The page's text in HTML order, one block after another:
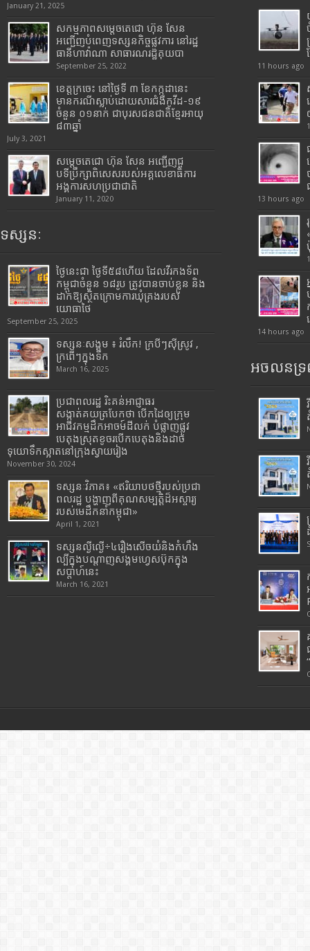
January 21, 2025
សកម្មភាពសម្តេចតេជោ ហ៊ុន សែន
អញ្ជើញបំពេញទស្សនកិច្ចផ្លូវការ នៅរដ្ឋ
ធានីហាវ៉ាណា សាធារណរដ្ឋគុយបា
September 25, 2022
ខេត្តក្រចេះ នៅថ្ងៃទី ៣ ខែកក្កដានេះ
មានករណីស្លាប់ដោយសារជំងឺកូវីដ-១៩
ចំនួន ០១នាក់ ជាបុរសជនជាតិខ្មែរអាយុ
៨៣ឆ្នាំ
July 3, 2021
សម្តេចតេជោ ហ៊ុន សែន អញ្ជើញជួ
បទីប្រឹក្សាពិសេសរបស់អគ្គលេខាធិការ
អង្គការសហប្រជាជាតិ
January 11, 2020
ទស្សនៈ
ថ្ងៃនេះជា ថ្ងៃទី៥៨ហើយ ដែលវីរកងទ័ព
កម្ពុជាចំនួន ១៨រូប ត្រូវបានចាប់ខ្លួន និង
ដាក់ឱ្យស្ថិតក្រោមការឃុំគ្រងរបស់
យោធាថៃ
September 25, 2025
ទស្សនៈសង្គម ៖ រំលឹក! ក្របីៗស៊ីស្រូវ ,
ក្រពើៗក្នុងទឹក
March 16, 2025
ប្រជាពលរដ្ឋ រិះគន់អាជ្ញាធរ
សង្កាត់គយត្របែកថា បើកដៃឲ្យក្រុម
អាជីវកម្មដឹកអាចម៍ដីលក់ បំផ្លាញផ្លូវ
បេតុងស្រុតខូចរបើកបេតុងនិងដាច់
ទុយោទឹកស្អាតនៅក្រុងស្វាយរៀង
November 30, 2024
ទស្សនៈវិភាគ៖ «ឥរិយាបថថ្មីរបស់ប្រជា
ពលរដ្ឋ បង្ហាញពីគុណសម្បត្តិដ៏អស្ចារ្យ
របស់មេដឹកនាំកម្ពុជា»
April 1, 2021
ទស្សនល្ងីល្ងើ÷៤រឿងសើចយំនិងកំហឹង
ល្បីក្នុងបណ្តាញសង្គមហ្វេសប៊ុកក្នុង
សប្តាហ៍នេះ
March 16, 2021
11 hours ago
13 hours ago
14 hours ago
អចលនទ្រ